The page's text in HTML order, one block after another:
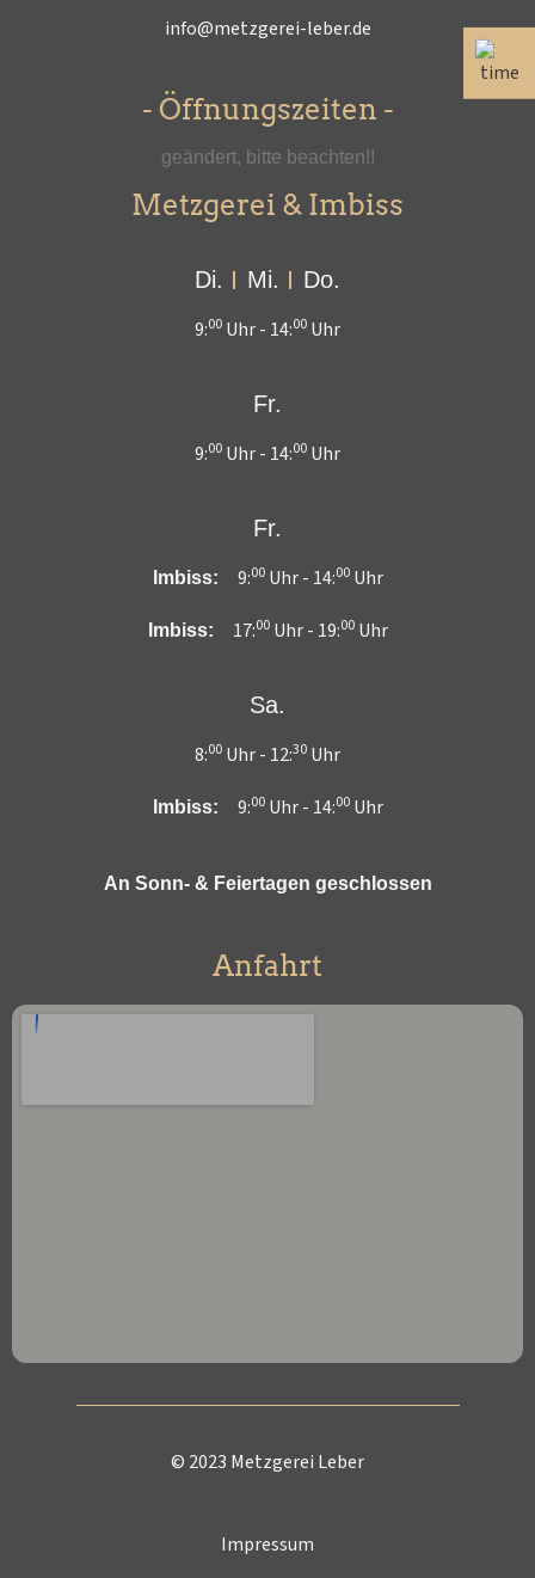
info@metzgerei-leber.de
- Öffnungszeiten -
geändert, bitte beachten!!
Metzgerei & Imbiss
Di. Mi.
Do.
9:00 Uhr - 14:00 Uhr
Fr.
9:00 Uhr - 14:00 Uhr
Fr.
Imbiss: 9:00Uhr - 14:00Uhr
Imbiss: 17:00Uhr - 19:00Uhr
Sa.
8:00 Uhr - 12:30 Uhr
Imbiss: 9:00Uhr - 14:00Uhr
An Sonn- & Feiertagen geschlossen
Anfahrt
© 2023 Metzgerei Leber
Impressum